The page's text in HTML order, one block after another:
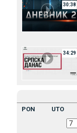
30:38
34:29
PON UTO